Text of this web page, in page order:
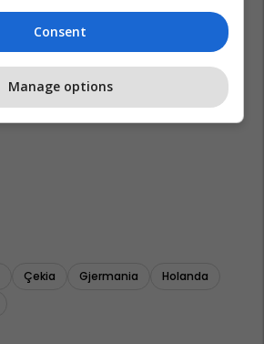
Çekia Gjermania
Holanda
Consent
Manage options